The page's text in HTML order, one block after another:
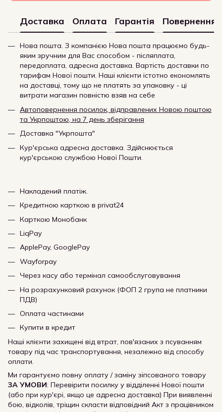
Доставка Оплата Гарантія Повернення
Нова пошта. З компанією Нова пошта працюємо будь-
яким зручним для Вас способом - післяплата,
передоплата, адресна доставка. Вартість доставки по
тарифам Нової пошти. Наші клієнти істотно економлять
на доставці, тому що не платять за упаковку - ці
витрати магазин повністю взяв на себе
Автоповернення посилок, відправлених Новою поштою
та Укрпоштою, на 7 день зберігання
Доставка "Укрпошта"
Кур'єрська адресна доставка. Здійснюється
кур'єрською службою Нової Пошти.
Накладений платіж.
Кредитною карткою в privat24
Карткою Монобанк
LiqPay
ApplePay, GooglePay
Wayforpay
Через касу або термінал самообслуговування
На розрахунковий рахунок (ФОП 2 група не платники
ПДВ)
Оплата частинами
Купити в кредит
Наші клієнти захищені від втрат, пов'язаних з псуванням
товару під час транспортування, незалежно від способу
оплати.
Ми гарантуємо повну оплату / заміну зіпсованого товару
ЗА УМОВИ: Перевірити посилку у відділенні Нової пошти
(або при кур'єрі, якщо це адресна доставка) При виявленні
бою, відколів, тріщин скласти відповідний Акт з працівником